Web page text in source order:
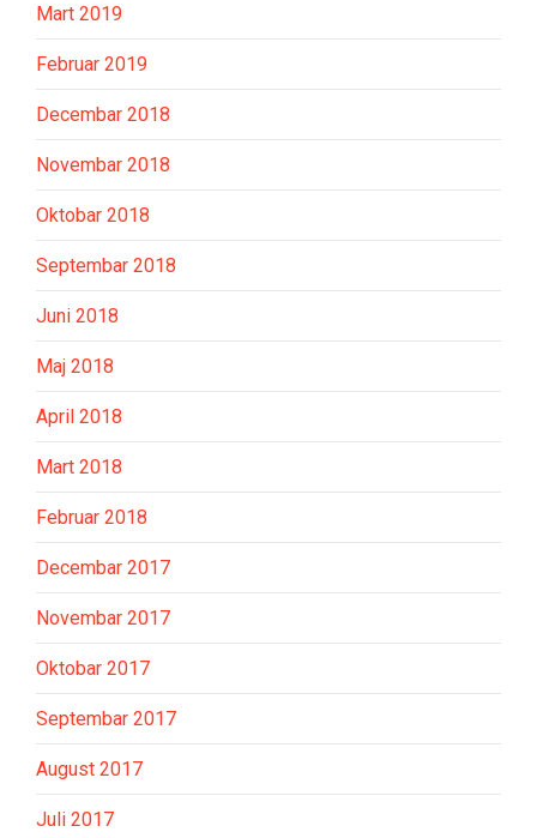
Mart 2019
Februar 2019
Decembar 2018
Novembar 2018
Oktobar 2018
Septembar 2018
Juni 2018
Maj 2018
April 2018
Mart 2018
Februar 2018
Decembar 2017
Novembar 2017
Oktobar 2017
Septembar 2017
August 2017
Juli 2017